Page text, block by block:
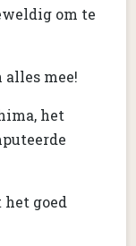
om te
alles mee!
het
het goed